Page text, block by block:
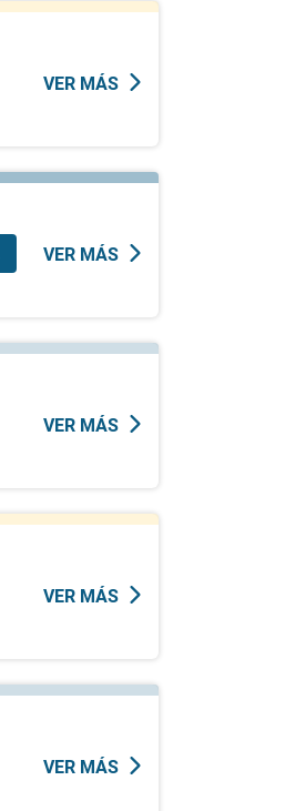
VER MÁS
VER MÁS
VER MÁS
VER MÁS
VER MÁS